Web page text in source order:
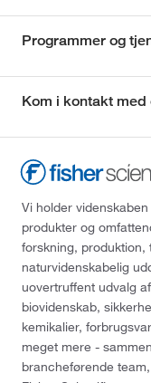
Programmer og
Kom i kontakt med
Vi holder
produkter og
forskning, produktion,
naturvidenskabelig
uovertruffent udvalg
biovidenskab,
kemikalier,
meget mere -
brancheførende